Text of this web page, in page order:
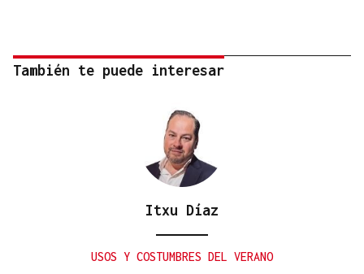
También te puede interesar
Itxu Díaz
USOS Y COSTUMBRES DEL VERANO